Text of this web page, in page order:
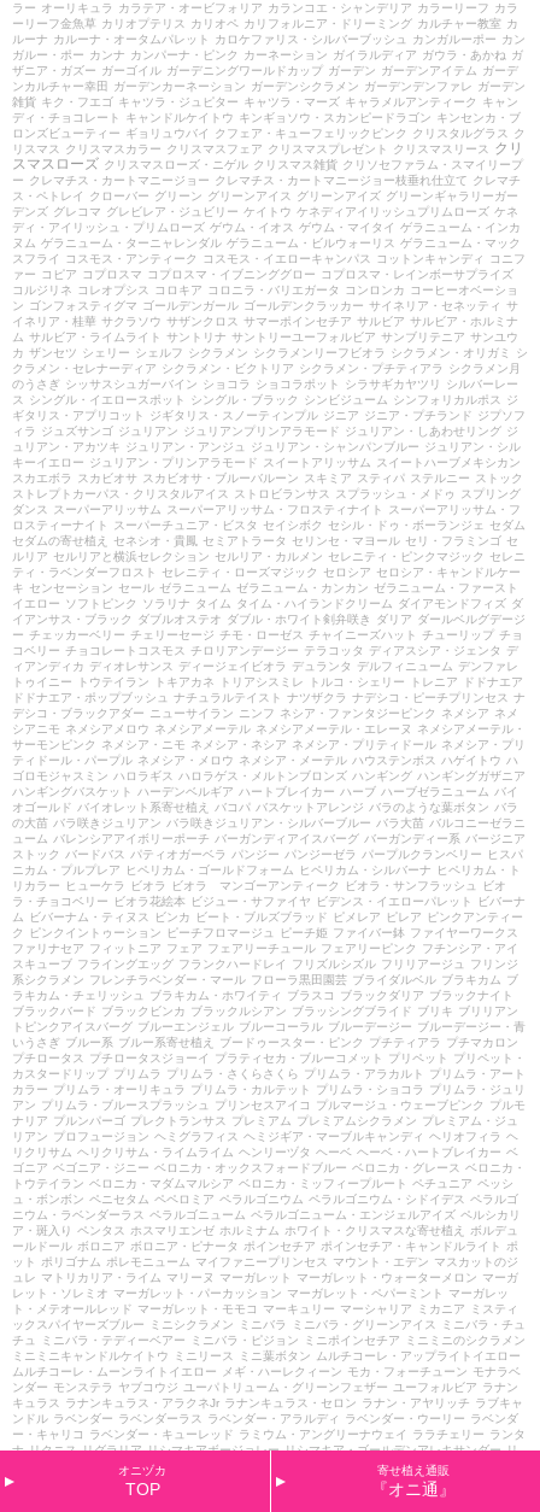
ラー オーリキュラ カラテア・オービフォリア カランコエ・シャンデリア カラーリーフ カラ
ーリーフ金魚草 カリオプテリス カリオペ カリフォルニア・ドリーミング カルチャー教室 カ
ルーナ カルーナ・オータムパレット カロケファリス・シルバーブッシュ カンガルーポー カン
ガルー・ポー カンナ カンパーナ・ピンク カーネーション ガイラルディア ガウラ・あかね ガ
ザニア・ガズー ガーゴイル ガーデニングワールドカップ ガーデン ガーデンアイテム ガーデ
ンカルチャー幸田
ガーデンカーネーション ガーデンシクラメン ガーデンデンファレ ガーデン
雑貨 キク・フエゴ キャツラ・ジュピター キャツラ・マーズ キャラメルアンティーク
キャン
ディ・チョコレート
キャンドルケイトウ キンギョソウ・スカンピードラゴン キンセンカ・ブ
ロンズビューティー ギョリュウバイ クフェア・キューフェリックピンク クリスタルグラス
ク
リスマス
クリスマスカラー クリスマスフェア クリスマスプレゼント クリスマスリース
クリ
スマスローズ クリスマスローズ・ニゲル クリスマス雑貨 クリソセファラム・スマイリープ
ー クレマチス・カートマニージョー クレマチス・カートマニージョー枝垂れ仕立て クレマチ
ス・ペトレイ
クローバー グリーン グリーンアイス グリーンアイズ グリーンギャラリーガー
デンズ グレコマ グレビレア・ジュビリー ケイトウ ケネディアイリッシュプリムローズ ケネ
ディ・アイリッシュ・プリムローズ ゲウム・イオス ゲウム・マイタイ ゲラニューム・インカ
ヌム ゲラニューム・ターニャレンダル ゲラニューム・ビルウォーリス ゲラニューム・マック
スフライ
コスモス・アンティーク コスモス・イエローキャンパス コットンキャンディ
コニフ
ァー
コピア コプロスマ コプロスマ・イブニンググロー
コプロスマ・レインボーサプライズ
コルジリネ
コレオプシス コロキア コロニラ・バリエガータ コンロンカ
コーヒーオベーショ
ン ゴンフォスティグマ ゴールデンガール ゴールデンクラッカー サイネリア・セネッティ サ
イネリア・桂華 サクラソウ サザンクロス サマーポインセチア サルビア サルビア・ホルミナ
ム サルビア・ライムライト サントリナ サントリーユーフォルビア サンブリテニア サンユウ
カ ザンセツ シェリー シェルフ シクラメン シクラメンリーフビオラ シクラメン・オリガミ
シ
クラメン・セレナーディア シクラメン・ビクトリア シクラメン・プチティアラ
シクラメン月
のうさぎ シッサスシュガーバイン ショコラ ショコラポット シラサギカヤツリ
シルバーレー
ス
シングル・イエロースポット シングル・ブラック シンビジューム シンフォリカルポス
ジ
ギタリス・アプリコット
ジギタリス・スノーティンプル ジニア ジニア・プチランド ジプソフ
ィラ
ジュズサンゴ ジュリアン ジュリアンプリンアラモード ジュリアン・しあわせリング ジ
ュリアン・アカツキ ジュリアン・アンジュ ジュリアン・シャンパンブルー ジュリアン・シル
キーイエロー ジュリアン・プリンアラモード スイートアリッサム
スイートハーブメキシカン
スカエボラ
スカビオサ スカビオサ・ブルーバルーン スキミア スティパ ステルニー
ストック
ストレプトカーパス・クリスタルアイス
ストロビランサス スプラッシュ・メドゥ
スプリング
ダンス
スーパーアリッサム スーパーアリッサム・フロスティナイト
スーパーアリッサム・フ
ロスティーナイト
スーパーチュニア・ビスタ セイシボク セシル・ドゥ・ボーランジェ
セダム
セダムの寄せ植え
セネシオ・貴鳳 セミアトラータ セリンセ・マヨール セリ・フラミンゴ セ
ルリア セルリアと横浜セレクション セルリア・カルメン セレニティ・ピンクマジック
セレニ
ティ・ラベンダーフロスト
セレニティ・ローズマジック セロシア セロシア・キャンドルケー
キ センセーション セール ゼラニューム ゼラニューム・カンカン ゼラニューム・ファースト
イエロー ソフトピンク ソラリナ タイム タイム・ハイランドクリーム ダイアモンドフィズ ダ
イアンサス・ブラック
ダブルオステオ ダブル・ホワイト剣弁咲き ダリア ダールベルグデージ
ー チェッカーベリー チェリーセージ チモ・ローゼス チャイニーズハット チューリップ チョ
コベリー チョコレートコスモス チロリアンデージー テラコッタ ディアスシア・ジェンタ
デ
ィアンディカ ディオレサンス ディージェイビオラ デュランタ デルフィニューム デンファレ
トゥイニー
トウテイラン トキアカネ トリアシスミレ トルコ・シェリー トレニア
ドドナエア
ドドナエア・ポップブッシュ
ナチュラルテイスト ナツザクラ ナデシコ・ピーチプリンセス ナ
デシコ・ブラックアダー
ニューサイラン ニンフ ネシア・ファンタジーピンク ネメシア ネメ
シアニモ ネメシアメロウ ネメシアメーテル ネメシアメーテル・エレーヌ
ネメシアメーテル・
サーモンピンク
ネメシア・ニモ ネメシア・ネシア ネメシア・プリティドール ネメシア・プリ
ティドール・パープル ネメシア・メロウ ネメシア・メーテル ハウステンボス ハゲイトウ ハ
ゴロモジャスミン ハロラギス ハロラゲス・メルトンブロンズ ハンギング ハンギングガザニア
ハンギングバスケット
ハーデンベルギア ハートブレイカー ハーブ ハーブゼラニューム バイ
オゴールド バイオレット系寄せ植え バコパ バスケットアレンジ バラのような葉ボタン バラ
の大苗 バラ咲きジュリアン バラ咲きジュリアン・シルバーブルー バラ大苗 バルコニーゼラニ
ューム バレンシアアイボリーポーチ バーガンディアイスバーグ バーガンディー系 バージニア
ストック
バードバス パティオガーベラ パンジー パンジーゼラ パープルクランベリー
ヒスパ
ニカム・プルプレア
ヒペリカム・ゴールドフォーム ヒペリカム・シルバーナ
ヒペリカム・ト
リカラー
ヒューケラ ビオラ ビオラ マンゴーアンティーク ビオラ・サンフラッシュ
ビオ
ラ・チョコベリー
ビオラ花絵本 ビジュー・サファイヤ ビデンス・イエローパレット
ビバーナ
ム
ビバーナム・ティヌス ビンカ ビート・ブルズブラッド ピメレア ピレア
ピンクアンティー
ク
ピンクイントゥーション ピーチフロマージュ ピーチ姫 ファイバー鉢 ファイヤーワークス
ファリナセア フィットニア フェア フェアリーチュール フェアリーピンク
フチンシア・アイ
スキューブ フライングエッグ フランクハードレイ フリズルシズル フリリアージュ
フリンジ
系シクラメン フレンチラベンダー・マール フローラ黒田園芸 ブライダルベル ブラキカム ブ
ラキカム・チェリッシュ
ブラキカム・ホワイティ ブラスコ ブラックダリア ブラックナイト
ブラックバード ブラックビンカ ブラックルシアン ブラッシングブライド ブリキ ブリリアン
トピンクアイスバーグ ブルーエンジェル ブルーコーラル ブルーデージー ブルーデージー・青
いうさぎ ブルー系 ブルー系寄せ植え ブードゥースター・ピンク プチティアラ
プチマカロン
プチロータス
プチロータスジョーイ プラティセカ・ブルーコメット プリペット
プリペット・
カスタードリップ プリムラ プリムラ・さくらさくら プリムラ・アラカルト
プリムラ・アート
カラー プリムラ・オーリキュラ プリムラ・カルテット プリムラ・ショコラ
プリムラ・ジュリ
アン プリムラ・ブルースプラッシュ プリンセスアイコ プルマージュ・ウェーブピンク
プルモ
ナリア プルンパーゴ プレクトランサス プレミアム プレミアムシクラメン プレミアム・ジュ
リアン プロフュージョン ヘミグラフィス ヘミジギア・マーブルキャンディ ヘリオフィラ ヘ
リクリサム ヘリクリサム・ライムライム ヘンリーヅタ ヘーベ ヘーベ・ハートブレイカー ベ
ゴニア ベゴニア・ジニー ベロニカ・オックスフォードブルー ベロニカ・グレース ベロニカ・
トウテイラン ベロニカ・マダムマルシア ベロニカ・ミッフィープルート ペチュニア ペッシ
ュ・ボンボン ペニセタム ペペロミア ペラルゴニウム ペラルゴニウム・シドイデス ペラルゴ
ニウム・ラベンダーラス ペラルゴニューム ペラルゴニューム・エンジェルアイズ ペルシカリ
ア・斑入り ペンタス ホスマリエンゼ ホルミナム ホワイト・クリスマスな寄せ植え
ボルデュ
ールドール ボロニア ボロニア・ピナータ ポインセチア ポインセチア・キャンドルライト
ポ
ット
ポリゴナム ポレモニューム マイファニープリンセス マウント・エデン マスカットのジ
ュレ マトリカリア・ライム マリーヌ マーガレット マーガレット・ウォーターメロン マーガ
レット・ソレミオ マーガレット・パーカッション マーガレット・ペパーミント
マーガレッ
ト・メテオールレッド マーガレット・モモコ マーキュリー マーシャリア ミカニア
ミスティ
ックスパイヤーズブルー
ミニシクラメン ミニバラ ミニバラ・グリーンアイス
ミニバラ・チュ
チュ
ミニバラ・テディーベアー ミニバラ・ピジョン ミニポインセチア
ミニミニのシクラメン
ミニミニキャンドルケイトウ
ミニリース ミニ葉ボタン
ムルチコーレ・アップライトイエロー
ムルチコーレ・ムーンライトイエロー
メギ・ハーレクィーン モカ・フォーチューン モナラベ
ンダー モンステラ ヤブコウジ ユーパトリューム・グリーンフェザー ユーフォルビア ラナン
キュラス
ラナンキュラス・アラクネJr ラナンキュラス・セロン ラナン・アヤリッチ ラブキャ
ンドル ラベンダー ラベンダーラス ラベンダー・アラルディ ラベンダー・ウーリー ラベンダ
ー・キャリコ
ラベンダー・キューレッド ラミウム・アングリーナウェイ ララチェリー ランタ
ナ リクニス リグラリア リシマキアボージョレー リシマキア・ゴールデンアレキサンダー リ
シマキア・ボジョレー
リシマキア・リッシーバリエガータ リッピア リナリア
ア・グッピー
リューカ リューカデンドロン リューカデンドロン・ケーティーズブラッシュ
ューカデンドロン・セニョリータ
リンデルニア
オニヅカ
TOP
寄せ植え通販
『オニ通』